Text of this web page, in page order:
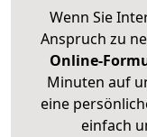
Wenn Sie
Anspruch zu
Online-
Minuten auf
eine
einfach